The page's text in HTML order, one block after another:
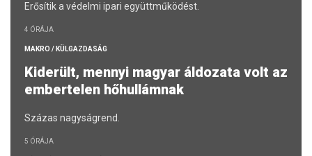
Erősítik a védelmi ipari együttműködést.
4 ÓRÁJA
MAKRO / KÜLGAZDASÁG
Kiderült, mennyi magyar áldozata volt az
embertelen hőhullámnak
Százas nagyságrend.
5 ÓRÁJA